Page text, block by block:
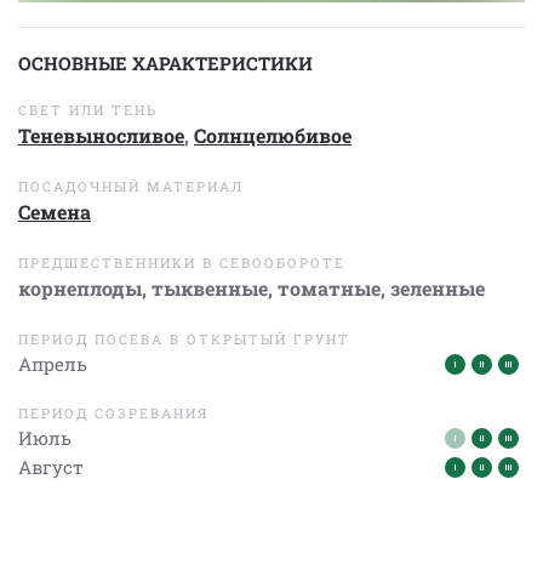
ОСНОВНЫЕ ХАРАКТЕРИСТИКИ
СВЕТ ИЛИ ТЕНЬ
Теневыносливое, Солнцелюбивое
ПОСАДОЧНЫЙ МАТЕРИАЛ
Семена
ПРЕДШЕСТВЕННИКИ В СЕВООБОРОТЕ
корнеплоды, тыквенные, томатные, зеленные
ПЕРИОД ПОСЕВА В ОТКРЫТЫЙ ГРУНТ
Апрель
ПЕРИОД СОЗРЕВАНИЯ
Июль
Август